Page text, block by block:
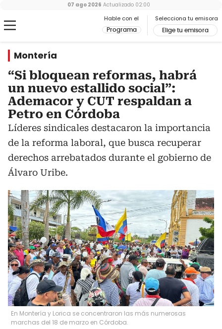
Hable con el
Programa
Selecciona tu emisora
Elige tu emisora
07 ago 2026 Actualizado 02:00
Montería
“Si bloquean reformas, habrá
un nuevo estallido social”:
Ademacor y CUT respaldan a
Petro en Córdoba
Líderes sindicales destacaron la importancia
de la reforma laboral, que busca recuperar
derechos arrebatados durante el gobierno de
Álvaro Uribe.
En Montería y Lorica se concentraron las más numerosas
marchas del 18 de marzo en Córdoba.